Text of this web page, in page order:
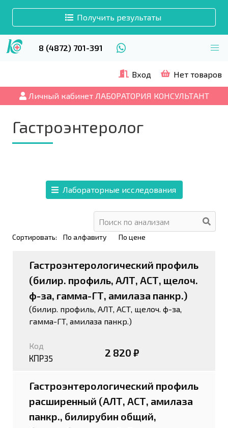
Получить результаты
8 (4872) 701-391
Вход Нет товаров
Личный кабинет ЛАБОРАТОРИЯ КОНСУЛЬТАНТ
Гастроэнтеролог
Лабораторные исследования
Сортировать: По алфавиту По цене
Гастроэнтерологический профиль
(билир. профиль, АЛТ, АСТ, щелоч.
ф-за, гамма-ГТ, амилаза панкр.)
(билир. профиль, АЛТ, АСТ, щелоч. ф-за,
гамма-ГТ, амилаза панкр.)
Код
КПР35 2 820 ₽
Гастроэнтерологический профиль
расширенный (АЛТ, АСТ, амилаза
панкр., билирубин общий,